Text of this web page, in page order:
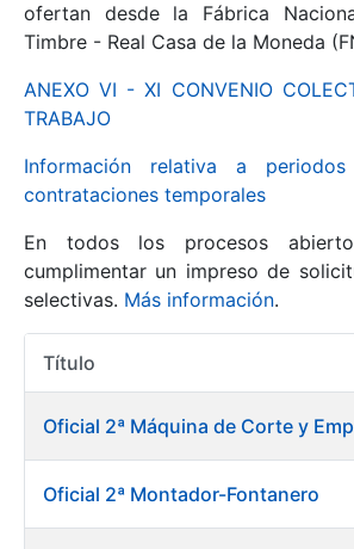
Mostrar/Ocultar
Mostrar/Ocultar
Mostrar/Ocultar
ofertan desde la Fábrica
Timbre - Real Casa de la Moneda
ANEXO VI - XI CONVENIO
TRABAJO
Información relativa a
contrataciones temporales
En todos los procesos
cumplimentar un impreso de
selectivas. Más información.
Título
Oficial 2ª Montador-Fontanero